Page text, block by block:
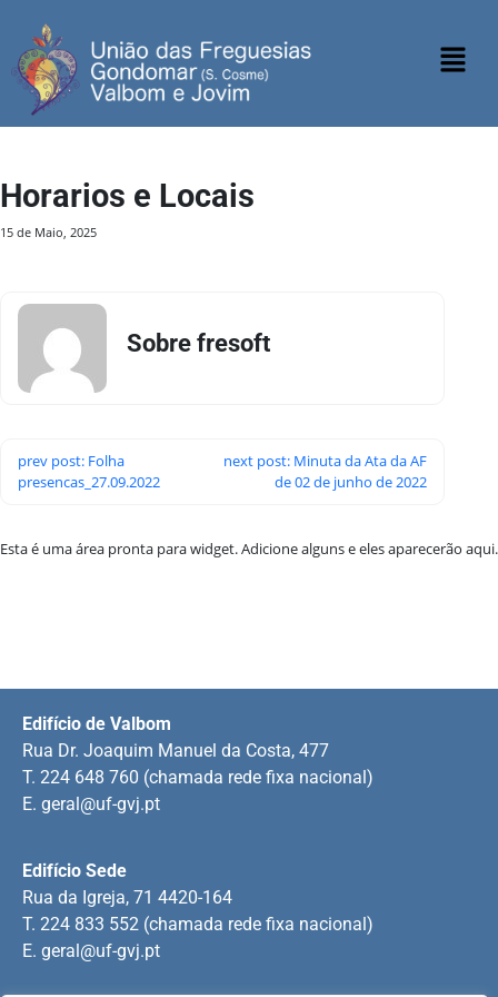
Horarios e Locais
15 de Maio, 2025
Sobre fresoft
prev post: Folha
presencas_27.09.2022
next post: Minuta da Ata da AF
de 02 de junho de 2022
Esta é uma área pronta para widget. Adicione alguns e eles aparecerão aqui.
Edifício Sede
Rua da Igreja, 71 4420-164
T. 224 833 552 (chamada rede fixa nacional)
E. geral@uf-gvj.pt
Edifício de Valbom
Rua Dr. Joaquim Manuel da Costa, 477
T. 224 648 760 (chamada rede fixa nacional)
E. geral@uf-gvj.pt